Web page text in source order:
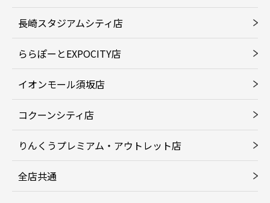
長崎スタジアムシティ店
ららぽーとEXPOCITY店
イオンモール須坂店
コクーンシティ店
りんくうプレミアム・アウトレット店
全店共通